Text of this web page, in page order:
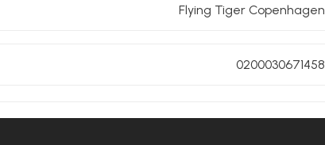
Flying Tiger Copenhagen
0200030671458